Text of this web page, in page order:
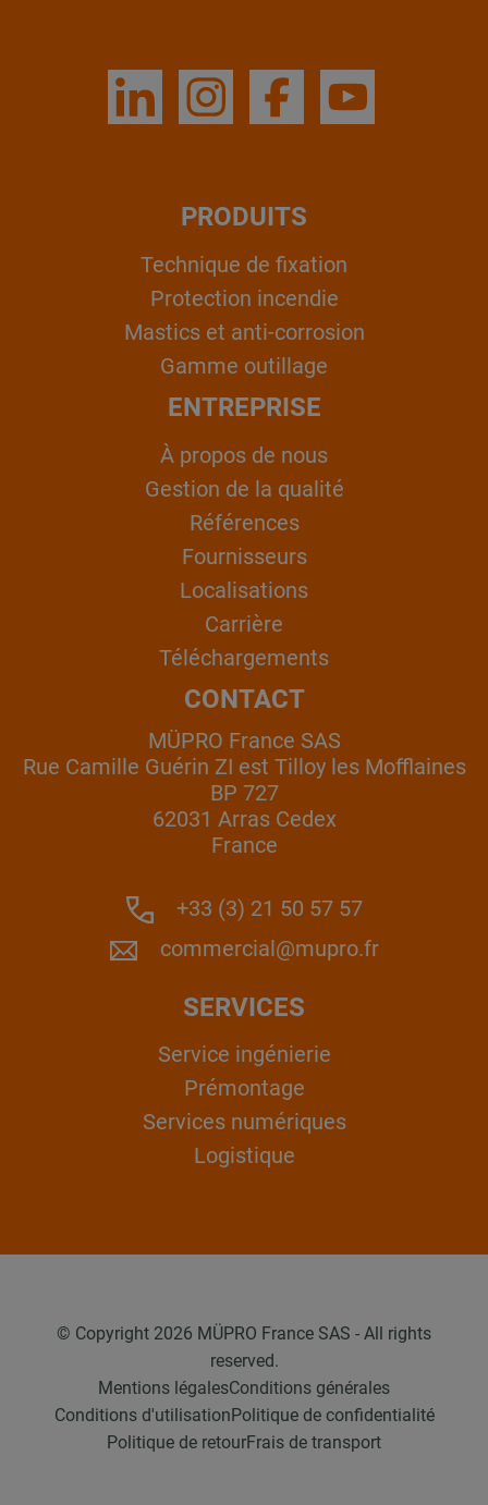
PRODUITS
Technique de fixation
Protection incendie
Mastics et anti-corrosion
Gamme outillage
ENTREPRISE
À propos de nous
Gestion de la qualité
Références
Fournisseurs
Localisations
Carrière
Téléchargements
CONTACT
MÜPRO France SAS
Rue Camille Guérin ZI est Tilloy les Mofflaines
BP 727
62031 Arras Cedex
France
+33 (3) 21 50 57 57
commercial@mupro.fr
SERVICES
Service ingénierie
Prémontage
Services numériques
Logistique
© Copyright 2026 MÜPRO France SAS - All rights
reserved.
Mentions légalesConditions générales
Conditions d'utilisationPolitique de confidentialité
Politique de retourFrais de transport